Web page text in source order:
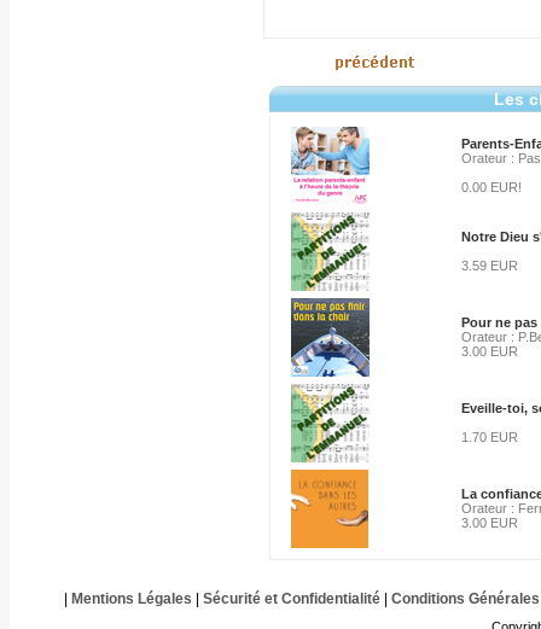
Les
Parents-
Orateur :
0.00 EUR!
Notre Dieu
3.59 EUR
Pour ne
Orateur :
3.00 EUR
Eveille-toi,
1.70 EUR
La
Orateur :
3.00 EUR
Mentions Légales Sécurité et Confidentialité| Conditions Générales